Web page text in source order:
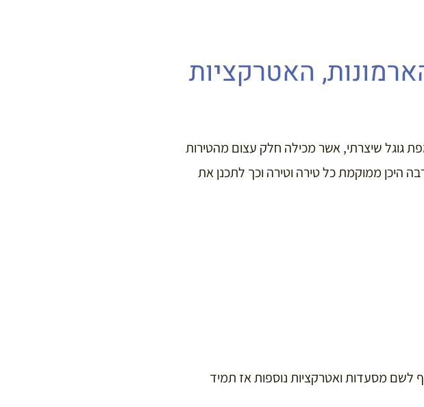
האטרקציות
גוגל שיצרתי, אשר מכילה חלק עצום מהטירות
היכן ממוקמת כל טירה וטירה וכך לתכנן את
מסעדות ואטרקציות נוספות אז תמיד